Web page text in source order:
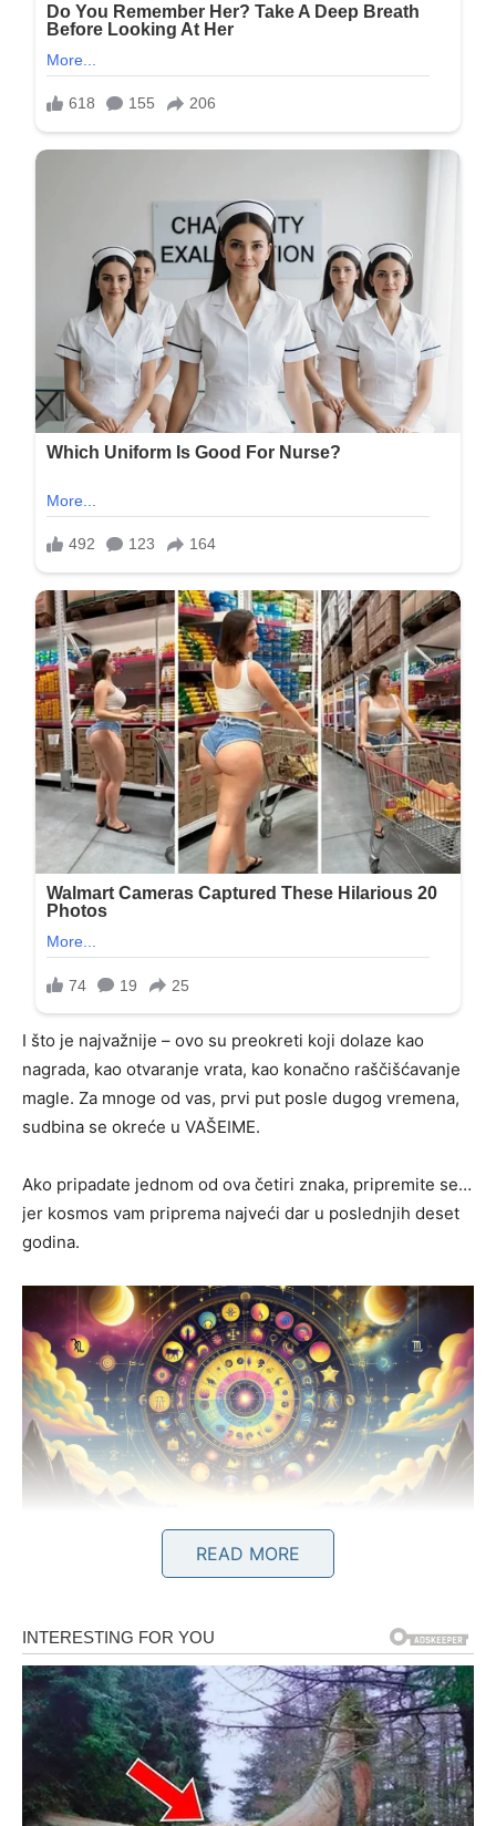
I što je najvažnije – ovo su preokreti koji dolaze kao
nagrada, kao otvaranje vrata, kao konačno raščišćavanje
magle. Za mnoge od vas, prvi put posle dugog vremena,
sudbina se okreće u VAŠEIME.
Ako pripadate jednom od ova četiri znaka, pripremite se…
jer kosmos vam priprema najveći dar u poslednjih deset
godina.
JARAC – Preokret koji briše
godine bola
Jarčevi, spremite se: život vam konačno šalje nagradu za
sve kroz šta ste prošli. Ne postoji znak koji je u
prethodnom periodu nosio toliko tereta na svojim
plećima. Nosili ste odgovornost umesto drugih, rešavali
njihove probleme, lečili tuđe rane dok su vaše ostajale
READ MORE